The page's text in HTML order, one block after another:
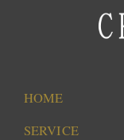
HOME
SERVICE